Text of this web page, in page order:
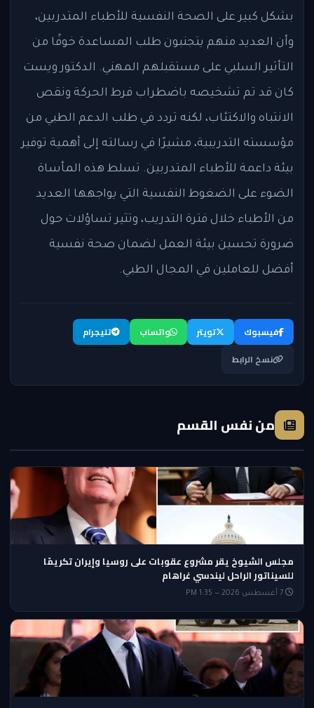
بشكل كبير على الصحة النفسية للأطباء المتدربين،
وأن العديد منهم يتجنبون طلب المساعدة خوفًا من
التأثير السلبي على مستقبلهم المهني. الدكتور ويست
كان قد تم تشخيصه باضطراب فرط الحركة ونقص
الانتباه والاكتئاب، لكنه تردد في طلب الدعم الطبي من
مؤسسته التدريبية، مشيرًا في رسالته إلى أهمية توفير
بيئة داعمة للأطباء المتدربين. تسلط هذه المأساة
الضوء على الضغوط النفسية التي يواجهها العديد
من الأطباء خلال فترة التدريب، وتثير تساؤلات حول
ضرورة تحسين بيئة العمل لضمان صحة نفسية
أفضل للعاملين في المجال الطبي.
فيسبوك تويتر واتساب
تليجرام
نسخ الرابط
من نفس القسم
مجلس الشيوخ يقر مشروع عقوبات على روسيا وإيران تكريمًا
للسيناتور الراحل ليندسي غراهام